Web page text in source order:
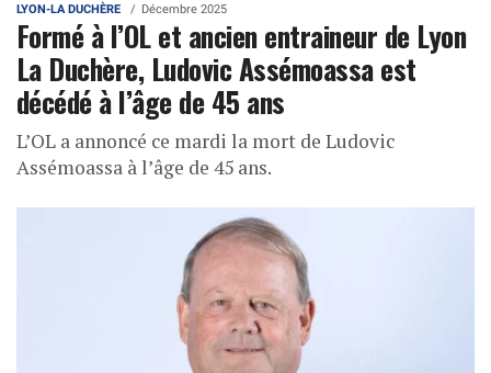
LYON-LA DUCHÈRE Décembre 2025
Formé à l’OL et ancien entraineur de Lyon
La Duchère, Ludovic Assémoassa est
décédé à l’âge de 45 ans
L’OL a annoncé ce mardi la mort de Ludovic
Assémoassa à l’âge de 45 ans.